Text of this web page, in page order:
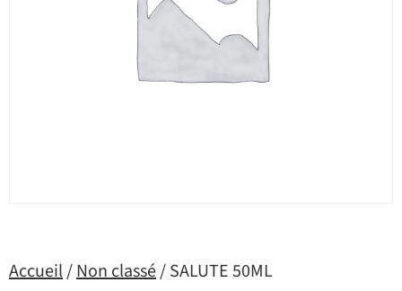
Accueil/Non classé/ SALUTE 50ML